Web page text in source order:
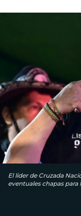
El líder de Cruzada
eventuales chapas